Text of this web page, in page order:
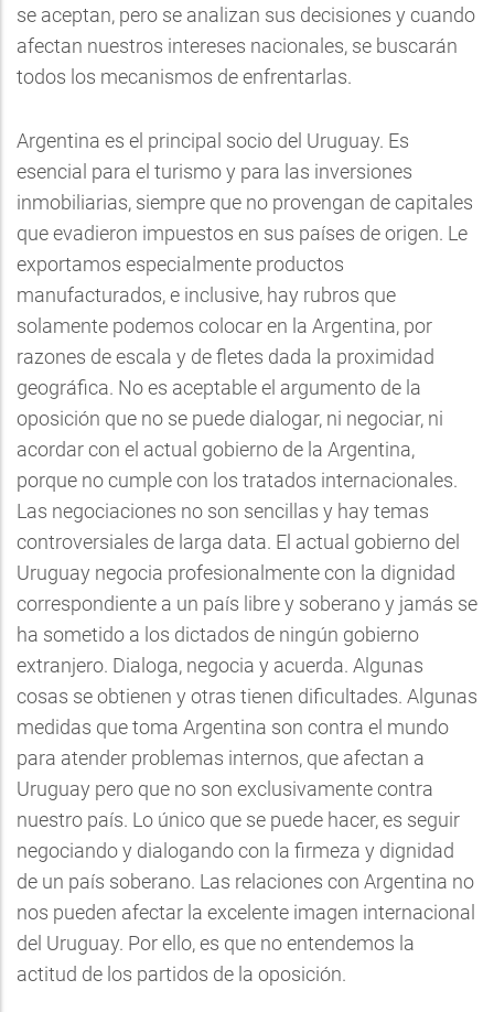
se aceptan, pero se analizan sus decisiones y cuando
afectan nuestros intereses nacionales, se buscarán
todos los mecanismos de enfrentarlas.
Argentina es el principal socio del Uruguay. Es
esencial para el turismo y para las inversiones
inmobiliarias, siempre que no provengan de capitales
que evadieron impuestos en sus países de origen. Le
exportamos especialmente productos
manufacturados, e inclusive, hay rubros que
solamente podemos colocar en la Argentina, por
razones de escala y de fletes dada la proximidad
geográfica. No es aceptable el argumento de la
oposición que no se puede dialogar, ni negociar, ni
acordar con el actual gobierno de la Argentina,
porque no cumple con los tratados internacionales.
Las negociaciones no son sencillas y hay temas
controversiales de larga data. El actual gobierno del
Uruguay negocia profesionalmente con la dignidad
correspondiente a un país libre y soberano y jamás se
ha sometido a los dictados de ningún gobierno
extranjero. Dialoga, negocia y acuerda. Algunas
cosas se obtienen y otras tienen dificultades. Algunas
medidas que toma Argentina son contra el mundo
para atender problemas internos, que afectan a
Uruguay pero que no son exclusivamente contra
nuestro país. Lo único que se puede hacer, es seguir
negociando y dialogando con la firmeza y dignidad
de un país soberano. Las relaciones con Argentina no
nos pueden afectar la excelente imagen internacional
del Uruguay. Por ello, es que no entendemos la
actitud de los partidos de la oposición.